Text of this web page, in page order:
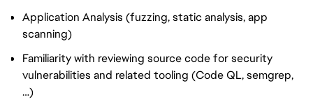
Application Analysis (fuzzing, static analysis, app
scanning)
Familiarity with reviewing source code for security
vulnerabilities and related tooling (Code QL, semgrep,
…)